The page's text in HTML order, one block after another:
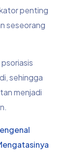
penting
seseorang
sehingga
menjadi